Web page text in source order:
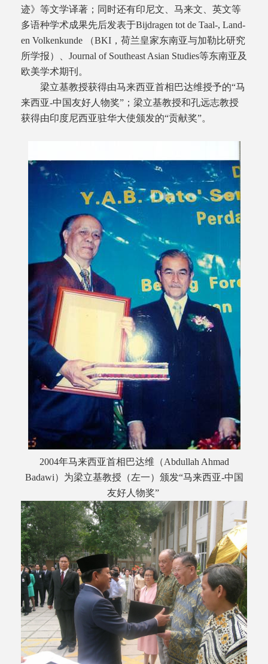
迹》等文学译著；同时还有印尼文、马来文、英文等
多语种学术成果先后发表于Bijdragen tot de Taal-, Land-
en Volkenkunde （BKI，荷兰皇家东南亚与加勒比研究
所学报）、Journal of Southeast Asian Studies等东南亚及
欧美学术期刊。
梁立基教授获得由马来西亚首相巴达维授予的“马
来西亚-中国友好人物奖”；梁立基教授和孔远志教授
获得由印度尼西亚驻华大使颁发的“贡献奖”。
2004年马来西亚首相巴达维（Abdullah Ahmad
Badawi）为梁立基教授（左一）颁发“马来西亚-中国
友好人物奖”